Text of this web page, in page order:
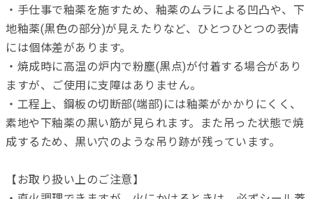
・手仕事で釉薬を施すため、釉薬のムラによる凹凸や、下
地釉薬(黒色の部分)が見えたりなど、ひとつひとつの表情
には個体差があります。
・焼成時に高温の炉内で粉塵(黒点)が付着する場合があり
ますが、ご使用に支障はありません。
・工程上、鋼板の切断部(端部)には釉薬がかかりにくく、
素地や下釉薬の黒い筋が見られます。また吊った状態で焼
成するため、黒い穴のような吊り跡が残っています。
【お取り扱い上のご注意】